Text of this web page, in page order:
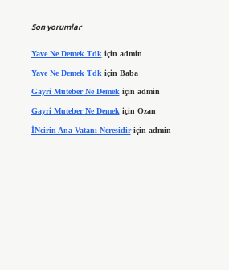
Son yorumlar
Yave Ne Demek Tdk için admin
Yave Ne Demek Tdk için Baba
Gayri Muteber Ne Demekiçin admin
Gayri Muteber Ne Demek için Ozan
İNcirin Ana Vatanı Neresidiriçin admin